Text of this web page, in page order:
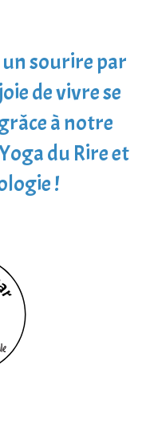
sourire par
de vivre se
à notre
du Rire et
!